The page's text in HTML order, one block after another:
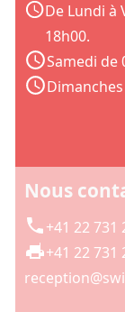
De Lundi à
18h00.
Samedi de
Nous
+41 22 731
+41 22 731